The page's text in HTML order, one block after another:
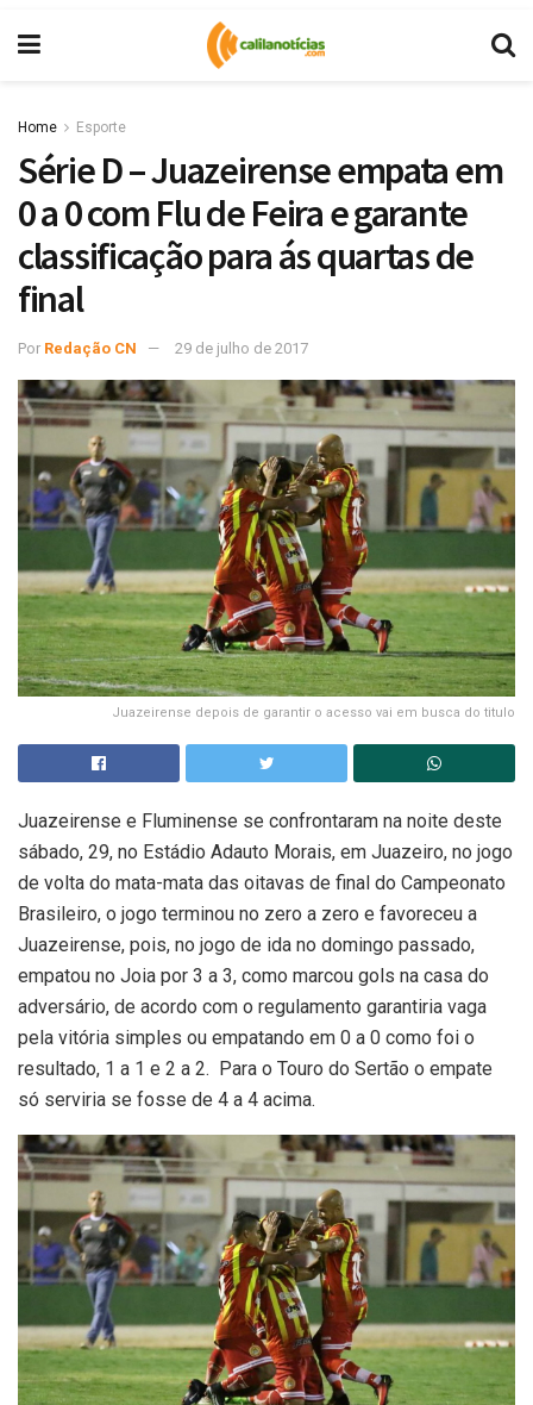
Home Esporte
Série D – Juazeirense empata em
0 a 0 com Flu de Feira e garante
classificação para ás quartas de
final
Por Redação CN 29 de julho de 2017
Juazeirense depois de garantir o acesso vai em busca do titulo
Juazeirense e Fluminense se confrontaram na noite deste
sábado, 29, no Estádio Adauto Morais, em Juazeiro, no jogo
de volta do mata-mata das oitavas de final do Campeonato
Brasileiro, o jogo terminou no zero a zero e favoreceu a
Juazeirense, pois, no jogo de ida no domingo passado,
empatou no Joia por 3 a 3, como marcou gols na casa do
adversário, de acordo com o regulamento garantiria vaga
pela vitória simples ou empatando em 0 a 0 como foi o
resultado, 1 a 1 e 2 a 2. Para o Touro do Sertão o empate
só serviria se fosse de 4 a 4 acima.